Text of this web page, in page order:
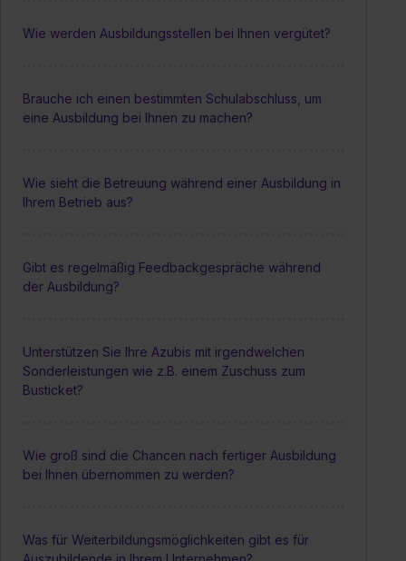
Wie werden Ausbildungsstellen bei Ihnen vergütet?
Brauche ich einen bestimmten Schulabschluss, um
eine Ausbildung bei Ihnen zu machen?
Wie sieht die Betreuung während einer Ausbildung in
Ihrem Betrieb aus?
Gibt es regelmäßig Feedbackgespräche während
der Ausbildung?
Unterstützen Sie Ihre Azubis mit irgendwelchen
Sonderleistungen wie z.B. einem Zuschuss zum
Busticket?
Wie groß sind die Chancen nach fertiger Ausbildung
bei Ihnen übernommen zu werden?
Was für Weiterbildungsmöglichkeiten gibt es für